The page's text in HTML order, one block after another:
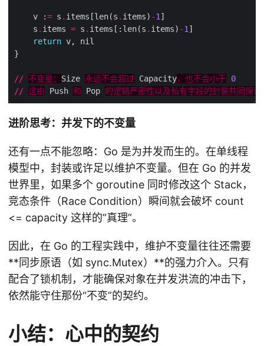
    v :
= s . items[len(s . items) -1
    s
. items = s . items[:len(s . items) -1
return
// 不变量： Size 永远不会超过 Capacity，也不会小于 0
// 这由 Push 和 Pop 的逻辑严密性以及私有字段的封装共同保证
进阶思考：并发下的不变量
还有一点不能忽略：Go 是为并发而生的。在单线程
模型中，封装或许足以维护不变量。但在 Go 的并发
世界里，如果多个 goroutine 同时修改这个 Stack，
竞态条件（Race Condition）瞬间就会破坏 count
<= capacity 这样的“真理”。
因此，在 Go 的工程实践中，维护不变量往往还需要
**同步原语（如 sync.Mutex）**的强力介入。只有
配合了锁机制，才能确保对象在并发洪流的冲击下，
依然能守住那份“不变”的契约。
小结：心中的契约